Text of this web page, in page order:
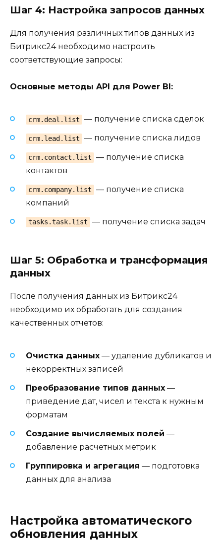
Шаг 4: Настройка запросов данных
Для получения различных типов данных из
Битрикс24 необходимо настроить
соответствующие запросы:
Основные методы API для Power BI:
crm.deal.list — получение списка сделок
crm.lead.list — получение списка лидов
crm.contact.list
— получение списка
контактов
crm.company.list
— получение списка
компаний
tasks.task.list — получение списка задач
Шаг 5: Обработка и трансформация
данных
После получения данных из Битрикс24
необходимо их обработать для создания
качественных отчетов:
Очистка данных — удаление дубликатов и
некорректных записей
Преобразование типов данных —
приведение дат, чисел и текста к нужным
форматам
Создание вычисляемых полей —
добавление расчетных метрик
Группировка и агрегация — подготовка
данных для анализа
Настройка автоматического
обновления данных